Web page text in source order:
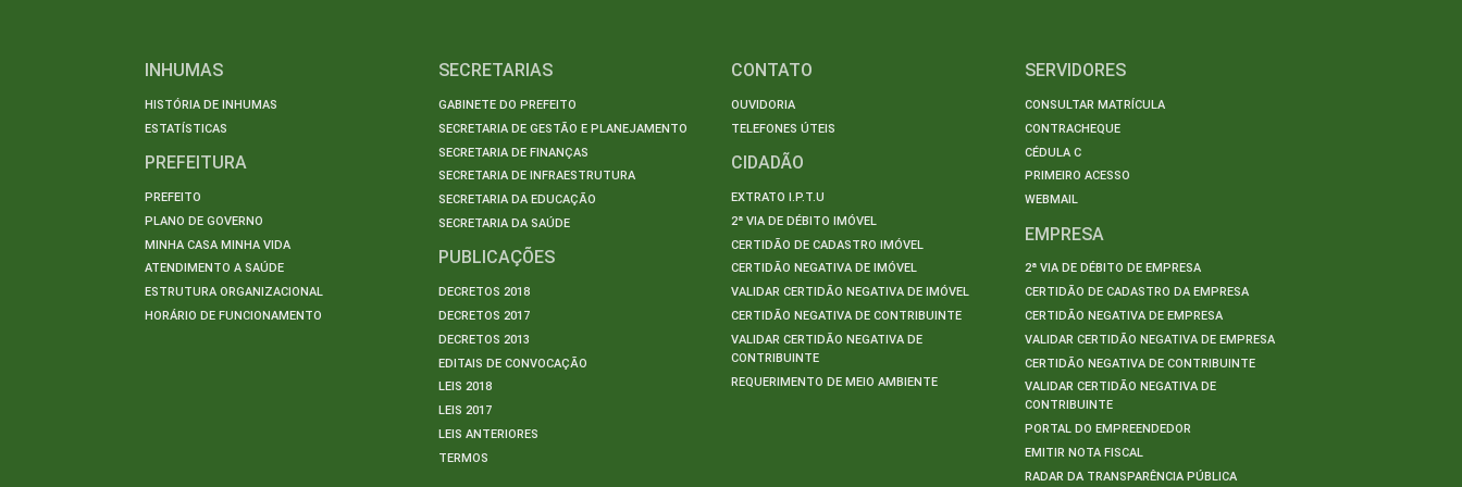
INHUMAS
HISTÓRIA DE INHUMAS
ESTATÍSTICAS
PREFEITURA
PREFEITO
PLANO DE GOVERNO
MINHA CASA MINHA VIDA
ATENDIMENTO A SAÚDE
ESTRUTURA ORGANIZACIONAL
HORÁRIO DE FUNCIONAMENTO
SECRETARIAS
GABINETE DO PREFEITO
SECRETARIA DE GESTÃO E PLANEJAMENTO
SECRETARIA DE FINANÇAS
SECRETARIA DE INFRAESTRUTURA
SECRETARIA DA EDUCAÇÃO
SECRETARIA DA SAÚDE
PUBLICAÇÕES
DECRETOS 2018
DECRETOS 2017
DECRETOS 2013
EDITAIS DE CONVOCAÇÃO
LEIS 2018
LEIS 2017
LEIS ANTERIORES
TERMOS
CONTATO
OUVIDORIA
TELEFONES ÚTEIS
CIDADÃO
EXTRATO I.P.T.U
2ª VIA DE DÉBITO IMÓVEL
CERTIDÃO DE CADASTRO IMÓVEL
CERTIDÃO NEGATIVA DE IMÓVEL
VALIDAR CERTIDÃO NEGATIVA DE IMÓVEL
CERTIDÃO NEGATIVA DE CONTRIBUINTE
VALIDAR CERTIDÃO NEGATIVA DE
CONTRIBUINTE
REQUERIMENTO DE MEIO AMBIENTE
SERVIDORES
CONSULTAR MATRÍCULA
CONTRACHEQUE
CÉDULA C
PRIMEIRO ACESSO
WEBMAIL
EMPRESA
2ª VIA DE DÉBITO DE EMPRESA
CERTIDÃO DE CADASTRO DA EMPRESA
CERTIDÃO NEGATIVA DE EMPRESA
VALIDAR CERTIDÃO NEGATIVA DE EMPRESA
CERTIDÃO NEGATIVA DE CONTRIBUINTE
VALIDAR CERTIDÃO NEGATIVA DE
CONTRIBUINTE
PORTAL DO EMPREENDEDOR
EMITIR NOTA FISCAL
RADAR DA TRANSPARÊNCIA PÚBLICA